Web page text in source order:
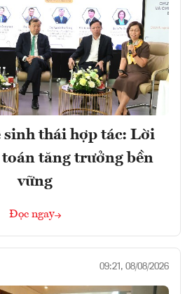
sinh thái hợp tác: Lời
tăng trưởng bền
vững
Đọc ngay
09:21, 08/08/2026